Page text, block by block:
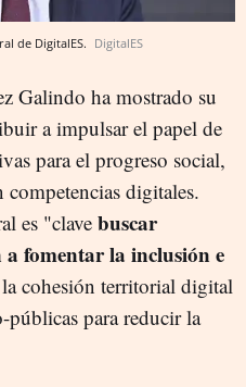
de DigitalES. DigitalES
Galindo ha mostrado su
a impulsar el papel de
para el progreso social,
digitales.
es "clave buscar
fomentar la inclusión e
cohesión territorial digital
para reducir la